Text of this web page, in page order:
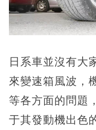
日系車並沒有大
來變速箱風波，
等各方面的問題
于其發動機出色